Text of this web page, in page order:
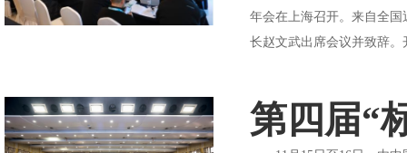
年会在上海召开。来自全
长赵文武出席会议并致辞
第四届“